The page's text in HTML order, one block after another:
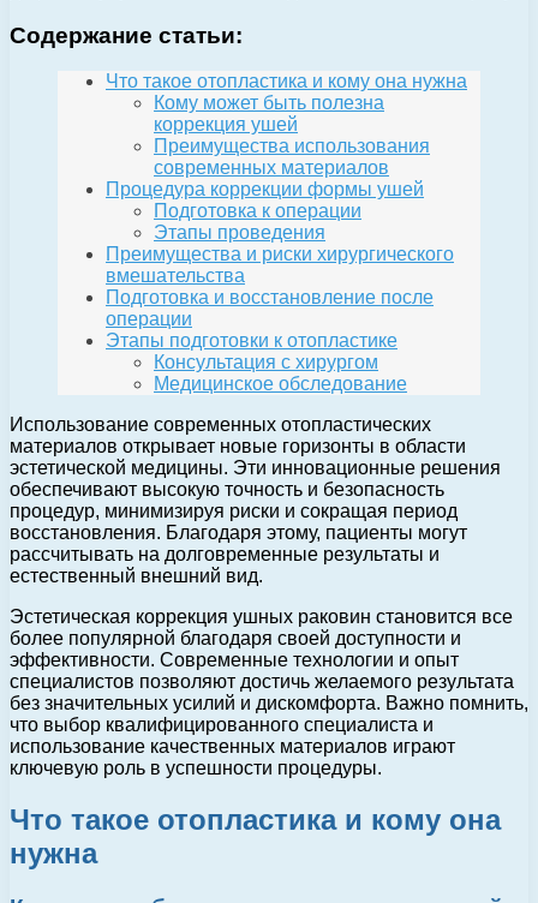
Содержание статьи:
Что такое отопластика и кому она нужна
Кому может быть полезна
коррекция ушей
Преимущества использования
современных материалов
Процедура коррекции формы ушей
Подготовка к операции
Этапы проведения
Преимущества и риски хирургического
вмешательства
Подготовка и восстановление после
операции
Этапы подготовки к отопластике
Консультация с хирургом
Медицинское обследование
Использование современных отопластических
материалов открывает новые горизонты в области
эстетической медицины. Эти инновационные решения
обеспечивают высокую точность и безопасность
процедур, минимизируя риски и сокращая период
восстановления. Благодаря этому, пациенты могут
рассчитывать на долговременные результаты и
естественный внешний вид.
Эстетическая коррекция ушных раковин становится все
более популярной благодаря своей доступности и
эффективности. Современные технологии и опыт
специалистов позволяют достичь желаемого результата
без значительных усилий и дискомфорта. Важно помнить,
что выбор квалифицированного специалиста и
использование качественных материалов играют
ключевую роль в успешности процедуры.
Что такое отопластика и кому она
нужна